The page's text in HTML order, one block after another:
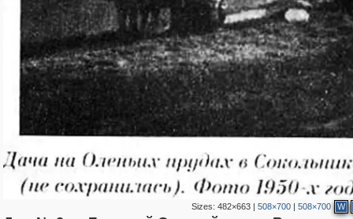
Sizes:482×663 |508×700 |508×700 W